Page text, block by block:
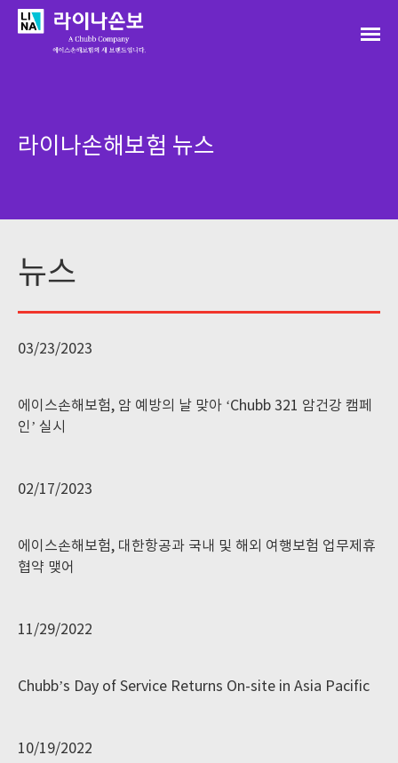
라이나손해보험 뉴스
뉴스
03/23/2023
에이스손해보험, 암 예방의 날 맞아 ‘Chubb 321 암건강 캠페
인’ 실시
02/17/2023
에이스손해보험, 대한항공과 국내 및 해외 여행보험 업무제휴
협약 맺어
11/29/2022
Chubb’s Day of Service Returns On-site in Asia Pacific
10/19/2022